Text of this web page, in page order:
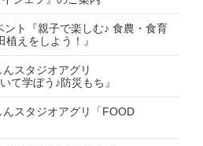
ト『親子で楽しむ♪ 食農・食育
えをしよう！』
スタジオアグリ
て学ぼう♪防災もち』
スタジオアグリ「FOOD